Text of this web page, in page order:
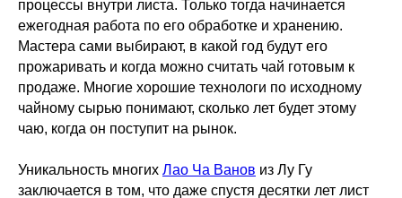
процессы внутри листа. Только тогда начинается
ежегодная работа по его обработке и хранению.
Мастера сами выбирают, в какой год будут его
прожаривать и когда можно считать чай готовым к
продаже. Многие хорошие технологи по исходному
чайному сырью понимают, сколько лет будет этому
чаю, когда он поступит на рынок.
Уникальность многих Лао Ча Ванов из Лу Гу
заключается в том, что даже спустя десятки лет лист